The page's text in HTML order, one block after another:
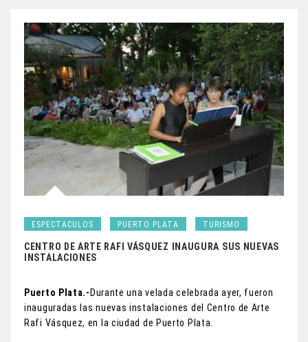
ESPECTACULOS PUERTO PLATA TURISMO
CENTRO DE ARTE RAFI VÁSQUEZ INAUGURA SUS NUEVAS
INSTALACIONES
Puerto Plata.- Durante una velada celebrada ayer, fueron
inauguradas las nuevas instalaciones del Centro de Arte
Rafi Vásquez, en la ciudad de Puerto Plata.